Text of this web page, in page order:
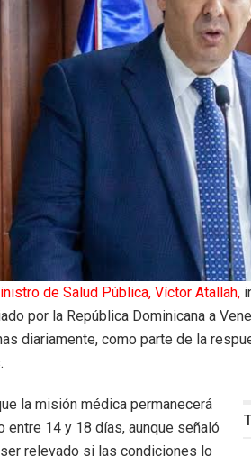
de Salud Pública, Víctor Atallah,
por la República Dominicana a
diariamente, como parte de la
la misión médica permanecerá
entre 14 y 18 días, aunque señaló
relevado si las condiciones lo